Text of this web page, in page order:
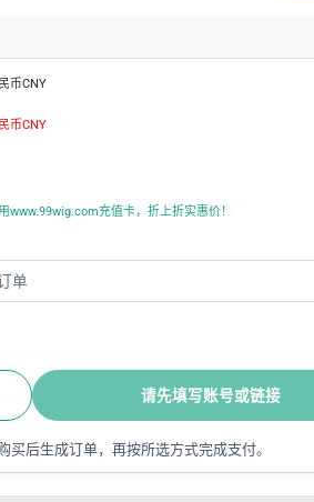
币CNY
币CNY
www.99wig.com充值卡，折上折实惠价！
请先填写账号或链接
买后生成订单，再按所选方式完成支付。